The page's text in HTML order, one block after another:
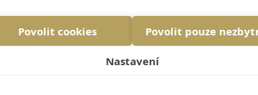
Povolit cookies Povolit pouze
Nastavení
do soudržné strategie, která
reagovat na potřeby a chování cílové